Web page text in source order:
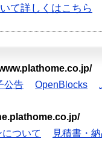
て詳しくはこちら
公告 OpenBlocks
ついて
見積書・